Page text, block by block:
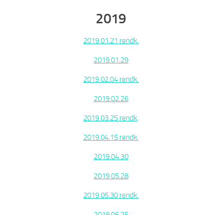
2019
2019.01.21 rendk.
2019.01.29
2019.02.04 rendk.
2019.02.26
2019.03.25 rendk.
2019.04.15 rendk.
2019.04.30
2019.05.28
2019.05.30 rendk.